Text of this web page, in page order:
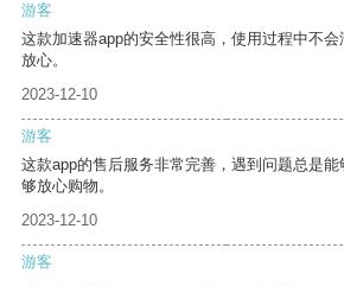
游客
这款加速器app的安全性很高，使用过程中不
放心。
2023-12-10
游客
这款app的售后服务非常完善，遇到问题总是
够放心购物。
2023-12-10
游客